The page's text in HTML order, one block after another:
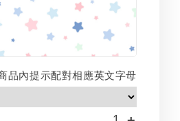
品內提示配對相應英文字母